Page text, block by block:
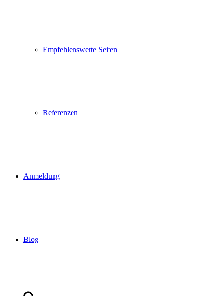
Empfehlenswerte Seiten
Referenzen
Anmeldung
Blog